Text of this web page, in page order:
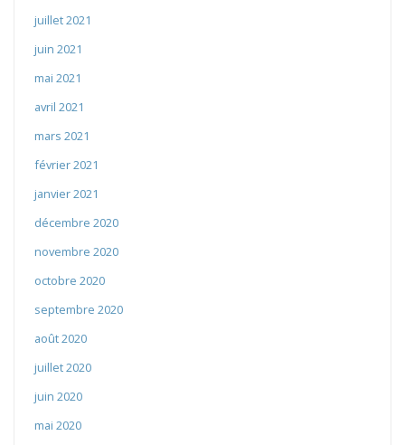
juillet 2021
juin 2021
mai 2021
avril 2021
mars 2021
février 2021
janvier 2021
décembre 2020
novembre 2020
octobre 2020
septembre 2020
août 2020
juillet 2020
juin 2020
mai 2020